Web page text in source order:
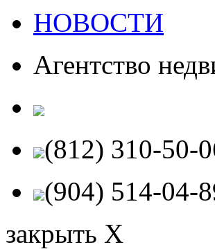
НОВОСТИ
Агентство
(812) 310-50-
(904) 514-04-
закрыть X